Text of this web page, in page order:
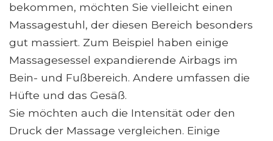
bekommen, möchten Sie vielleicht einen
Massagestuhl, der diesen Bereich besonders
gut massiert. Zum Beispiel haben einige
Massagesessel expandierende Airbags im
Bein- und Fußbereich. Andere umfassen die
Hüfte und das Gesäß.
Sie möchten auch die Intensität oder den
Druck der Massage vergleichen. Einige